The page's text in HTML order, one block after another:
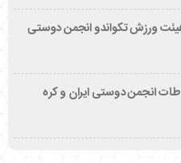
ورزش تکواندو انجمن دوستی
انجمن دوستی ایران و کره